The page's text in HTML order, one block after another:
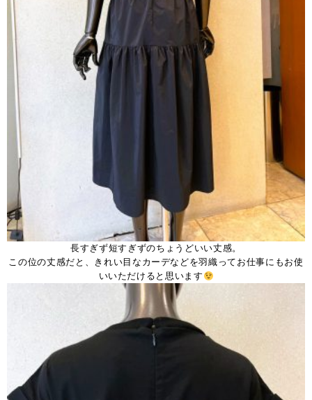
長すぎず短すぎずのちょうどいい丈感。
この位の丈感だと、きれい目なカーデなどを羽織ってお仕事にもお使
いいただけると思います